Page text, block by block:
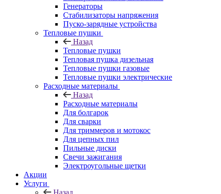
Генераторы
Стабилизаторы напряжения
Пуско-зарядные устройства
Тепловые пушки
Назад
Тепловые пушки
Тепловая пушка дизельная
Тепловые пушки газовые
Тепловые пушки электрические
Расходные материалы
Назад
Расходные материалы
Для болгарок
Для сварки
Для триммеров и мотокос
Для цепных пил
Пильные диски
Свечи зажигания
Электроугольные щетки
Акции
Услуги
Назад